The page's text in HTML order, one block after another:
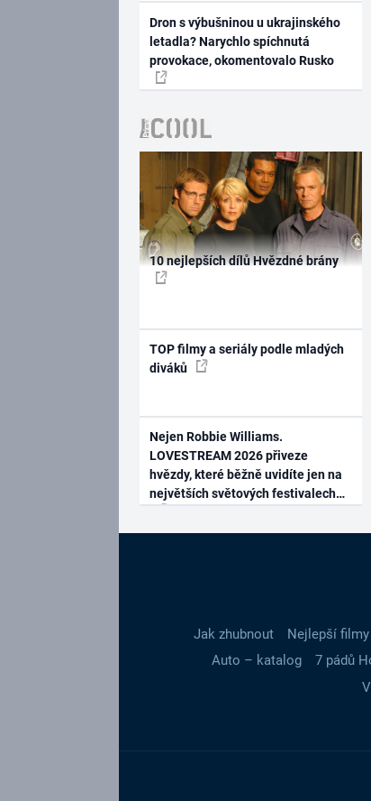
Dron s výbušninou u ukrajinského
letadla? Narychlo spíchnutá
provokace, okomentovalo Rusko
10 nejlepších dílů Hvězdné brány
TOP filmy a seriály podle mladých
diváků
Nejen Robbie Williams.
LOVESTREAM 2026 přiveze
hvězdy, které běžně uvidíte jen na
největších světových festivalech
Jak zhubnout Nejlepší filmy
Auto – katalog
7 pádů